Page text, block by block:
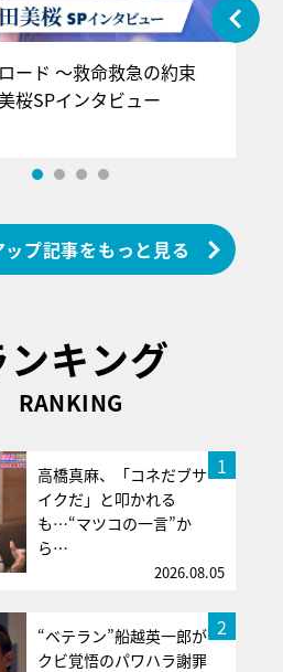
ード ～救命救急の約束
桜SPインタビュー
ップ記事をもっと見る
ンキング
RANKING
1
高橋真麻、「コネだブサ
イクだ」と叩かれる
も…“マツコの一言”か
ら…
2026.08.05
2
“ベテラン”船越英一郎が
クビ覚悟のパワハラ謝罪